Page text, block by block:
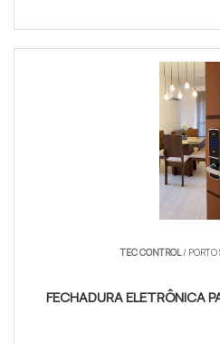
TEC CONTROL/ PORTO
FECHADURA ELETRÔNICA